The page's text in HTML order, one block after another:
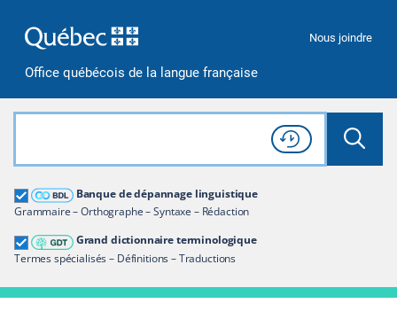
Office québécois de la langue française
Nous joindre
Rechercher dans tout le site
Lancer
Consulter l'
Historique
de recherche
Banque de dépannage linguistique
Grammaire – Orthographe – Syntaxe – Rédaction
Grand dictionnaire terminologique
Termes spécialisés – Définitions – Traductions
Grand dictionnaire terminologique
Restreindre aux termes